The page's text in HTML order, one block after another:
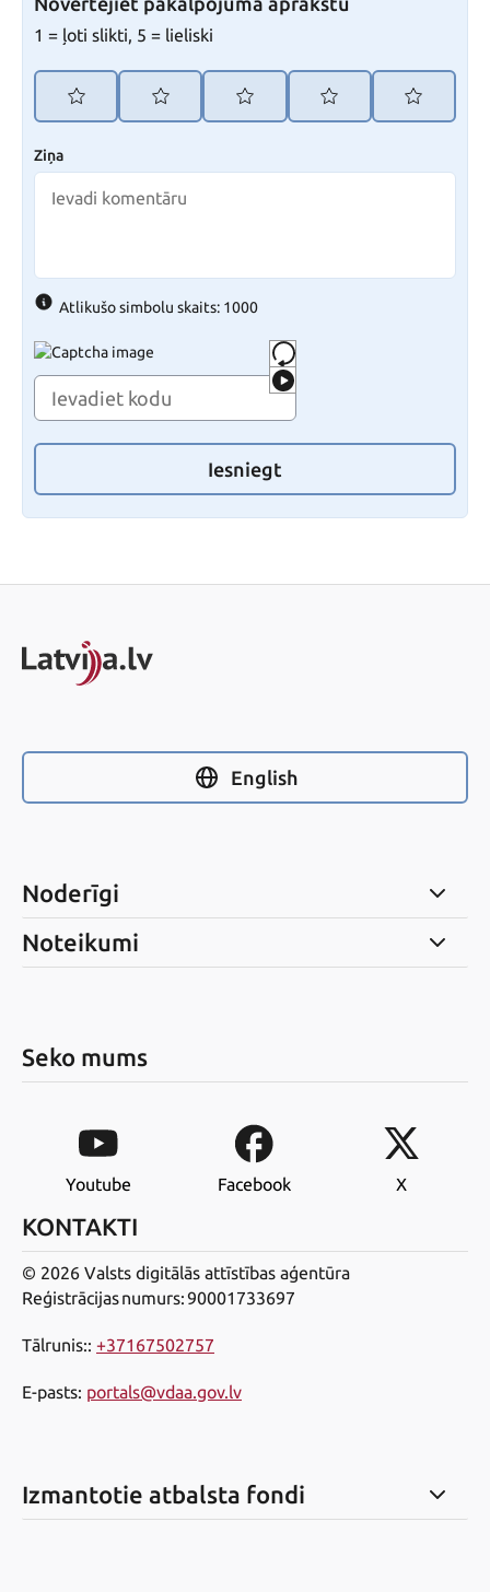
1 = ļoti slikti, 5 = lieliski
Ziņa
Atlikušo simbolu skaits: 1000
Iesniegt
English
Noderīgi
Noteikumi
Seko mums
Youtube Facebook X
KONTAKTI
© 2026 Valsts digitālās attīstības aģentūra
Reģistrācijas numurs: 90001733697
Tālrunis:: +37167502757
E-pasts: portals@vdaa.gov.lv
Izmantotie atbalsta fondi